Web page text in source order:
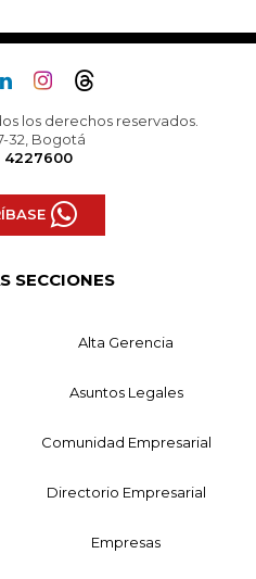
los derechos reservados.
32, Bogotá
4227600
SECCIONES
Alta Gerencia
Asuntos Legales
Comunidad Empresarial
Directorio Empresarial
Empresas